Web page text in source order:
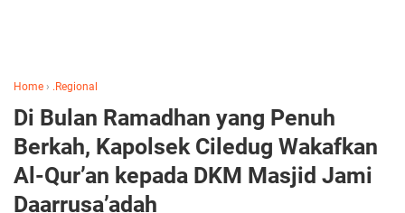
Home › .Regional
Di Bulan Ramadhan yang Penuh
Berkah, Kapolsek Ciledug Wakafkan
Al-Qur’an kepada DKM Masjid Jami
Daarrusa’adah